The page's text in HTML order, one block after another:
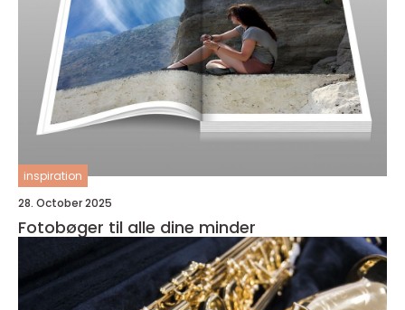
inspiration
28. October 2025
Fotobøger til alle dine minder